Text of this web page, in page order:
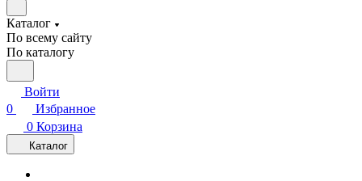
Каталог
По всему сайту
По каталогу
Войти
0
Избранное
0 Корзина
Каталог